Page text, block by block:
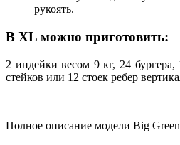
рукоять.
В XL можно приготовить:
2 индейки весом 9 кг, 24
стейков или 12 стоек ребер
Полное описание модели Big